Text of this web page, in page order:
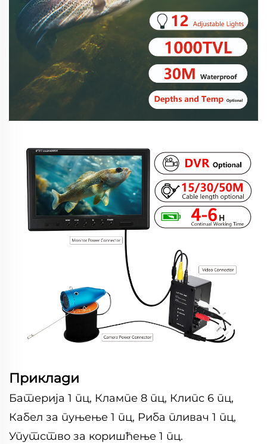
Приклади
Батерија 1 пц, Клампе 8 пц, Клипс 6 пц,
Кабел за пуњење 1 пц, Риба пливач 1 пц,
Упутство за коришћење 1 пц.